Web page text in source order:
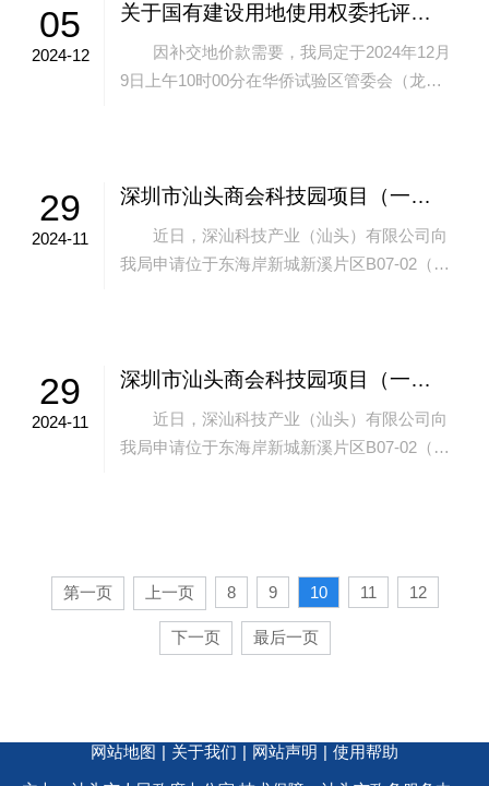
05
2024-12
关于国有建设用地使用权委托评估公告
因补交地价款需要，我局定于2024年12月
9日上午10时00分在华侨试验区管委会（龙湖
29
2024-11
深圳市汕头商会科技园项目（一期）北区建设工程规划许可申请事项批前公示
近日，深汕科技产业（汕头）有限公司向
我局申请位于东海岸新城新溪片区B07-02（之
29
2024-11
深圳市汕头商会科技园项目（一期）南区建设工程规划许可申请事项批前公示
近日，深汕科技产业（汕头）有限公司向
我局申请位于东海岸新城新溪片区B07-02（之
第一页 上一页 8 9 10 11 12
下一页 最后一页
网站地图 | 关于我们 | 网站声明 | 使用帮助